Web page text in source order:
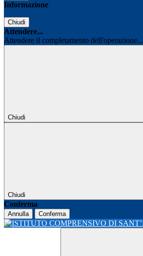
Informazione
Chiudi
Attendere...
Attendere il completamento dell'operazione...
Chiudi
Chiudi
Conferma
Annulla Conferma